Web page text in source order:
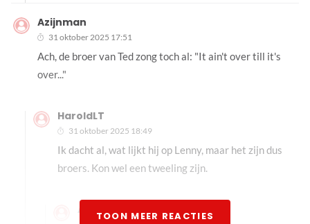
Azijnman
31 oktober 2025 17:51
Ach, de broer van Ted zong toch al: "It ain't over till it's
over..."
HaroldLT
31 oktober 2025 18:49
Ik dacht al, wat lijkt hij op Lenny, maar het zijn dus
broers. Kon wel een tweeling zijn.
Azijnman
TOON MEER REACTIES